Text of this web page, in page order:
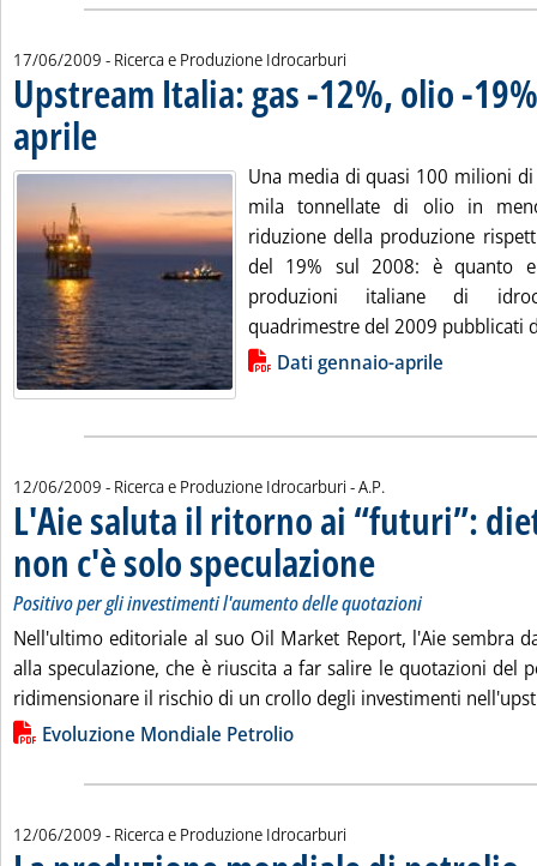
17/06/2009 - Ricerca e Produzione Idrocarburi
Upstream Italia: gas -12%, olio -
aprile . Pubblicata mercoledì 17 giugno 2009 alle 12.55.
Una media di quasi 100 milioni
mila tonnellate di olio in
riduzione della produzione
del 19% sul 2008: è quanto
produzioni italiane di
quadrimestre del 2009 pubblicati
Lista allegati PDF alla notiziaDati gennaio-aprile
12/06/2009 - Ricerca e Produzione Idrocarburi -di:
A.P.
L'Aie saluta il ritorno ai “futuri”:
non c'è solo speculazione
Positivo per gli investimenti l'aumento delle quotazioni
Nell'ultimo editoriale al suo Oil Market Report, l'Aie sembra
alla speculazione, che è riuscita a far salire le quotazioni del
ridimensionare il rischio di un crollo degli investimenti
Lista allegati PDF alla notizia
Evoluzione Mondiale Petrolio
12/06/2009 - Ricerca e Produzione Idrocarburi